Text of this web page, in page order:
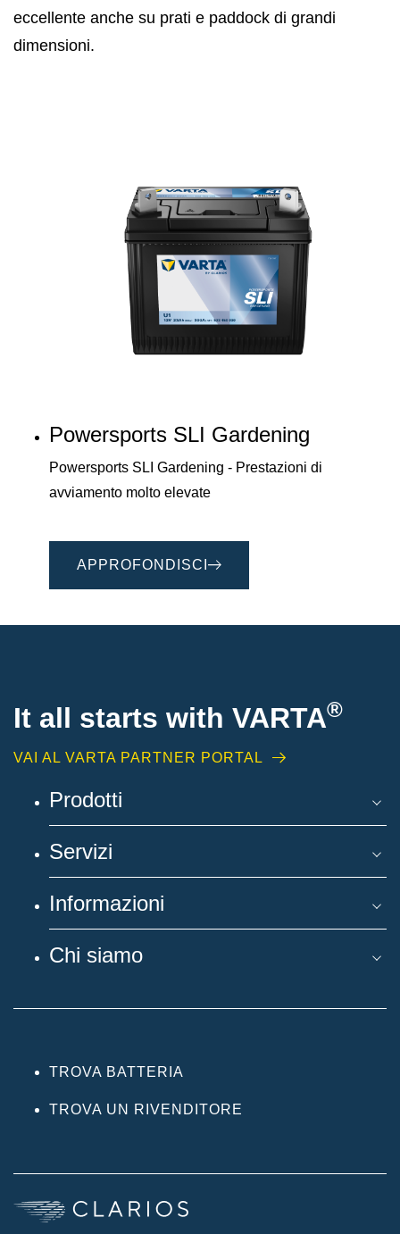
eccellente anche su prati e paddock di grandi
dimensioni.
Powersports SLI Gardening
Powersports SLI Gardening - Prestazioni di
avviamento molto elevate
APPROFONDISCI
It all starts with VARTA®
VAI AL VARTA PARTNER PORTAL
Prodotti
Servizi
Informazioni
Chi siamo
TROVA BATTERIA
TROVA UN RIVENDITORE